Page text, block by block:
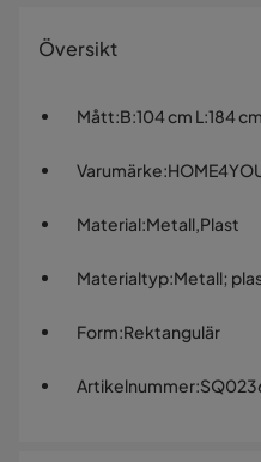
Översikt
Mått:B:104 cm L:184
Varumärke:
Material:Metall,Plast
Materialtyp:Metall;
Form:Rektangulär
Artikelnummer: